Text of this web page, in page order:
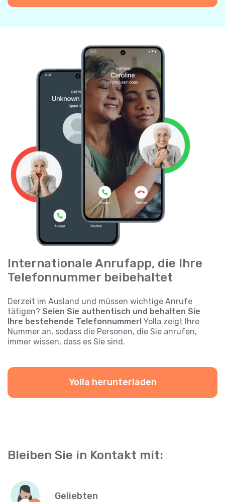
Internationale Anrufapp, die Ihre
Telefonnummer beibehaltet
Derzeit im Ausland und müssen wichtige Anrufe
tätigen? Seien Sie authentisch und behalten Sie
Ihre bestehende Telefonnummer! Yolla zeigt Ihre
Nummer an, sodass die Personen, die Sie anrufen,
immer wissen, dass es Sie sind.
Yolla herunterladen
Bleiben Sie in Kontakt mit:
Geliebten